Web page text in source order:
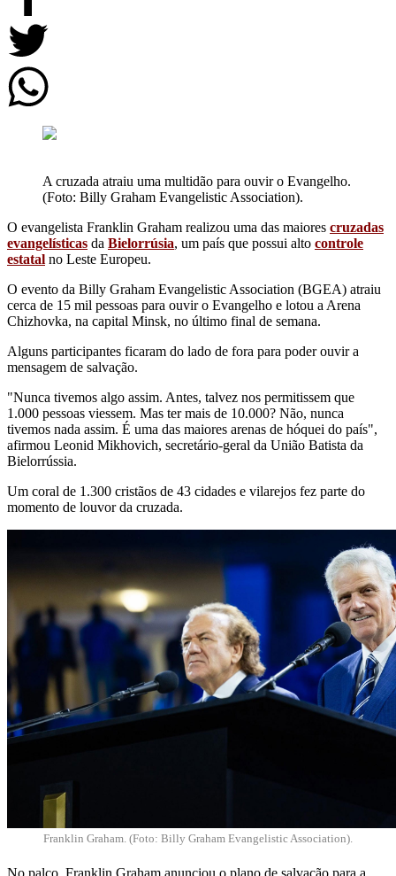
A cruzada atraiu uma multidão para ouvir o Evangelho.
(Foto: Billy Graham Evangelistic Association).
O evangelista Franklin Graham realizou uma das maiores cruzadas
evangelísticas da Bielorrúsia, um país que possui alto controle
estatal no Leste Europeu.
O evento da Billy Graham Evangelistic Association (BGEA) atraiu
cerca de 15 mil pessoas para ouvir o Evangelho e lotou a Arena
Chizhovka, na capital Minsk, no último final de semana.
Alguns participantes ficaram do lado de fora para poder ouvir a
mensagem de salvação.
"Nunca tivemos algo assim. Antes, talvez nos permitissem que
1.000 pessoas viessem. Mas ter mais de 10.000? Não, nunca
tivemos nada assim. É uma das maiores arenas de hóquei do país",
afirmou Leonid Mikhovich, secretário-geral da União Batista da
Bielorrússia.
Um coral de 1.300 cristãos de 43 cidades e vilarejos fez parte do
momento de louvor da cruzada.
Franklin Graham. (Foto: Billy Graham Evangelistic Association).